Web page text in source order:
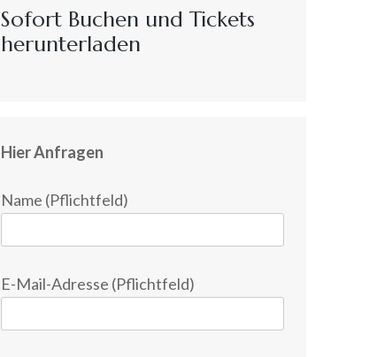
Sofort Buchen und Tickets
herunterladen
Hier Anfragen
Name (Pflichtfeld)
E-Mail-Adresse (Pflichtfeld)